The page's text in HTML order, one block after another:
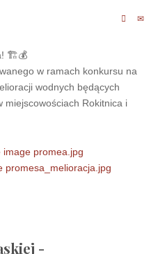
🏗💰
w ramach konkursu na
wodnych będących
miejscowościach Rokitnica i
-